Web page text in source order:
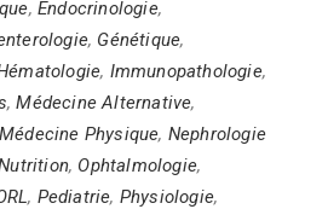
, Endocrinologie,
, Génétique,
, Immunopathologie,
,Médecine Alternative,
Médecine Physique, Nephrologie
, Ophtalmologie,
, Pediatrie, Physiologie,